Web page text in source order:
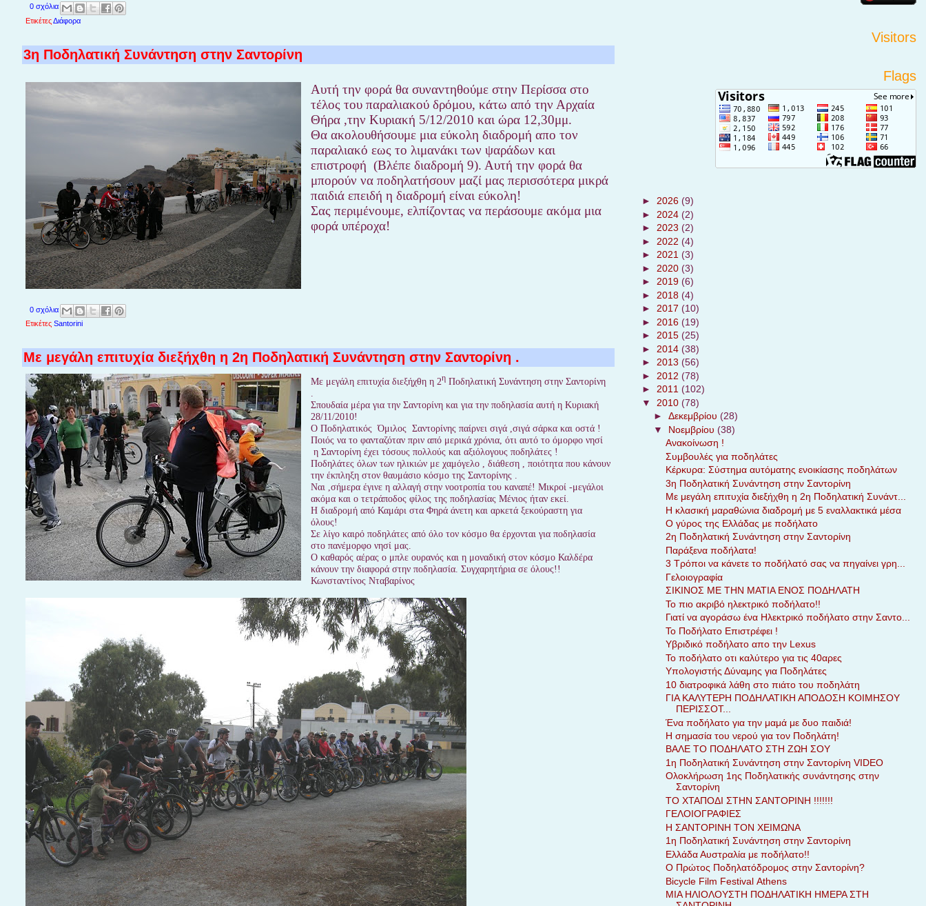
0 σχόλια
ΕτικέτεςΔιάφορα
3η Ποδηλατική Συνάντηση στην Σαντορίνη
Αυτή την φορά θα συναντηθούμε στην Περίσσα στο
τέλος του παραλιακού δρόμου, κάτω από την Αρχαία
Θήρα ,την Κυριακή 5/12/2010 και ώρα 12,30μμ.
Θα ακολουθήσουμε μια εύκολη διαδρομή απο τον
παραλιακό εως το λιμανάκι των ψαράδων και
επιστροφή (Βλέπε διαδρομή 9). Αυτή την φορά θα
μπορούν να ποδηλατήσουν μαζί μας περισσότερα μικρά
παιδιά επειδή η διαδρομή είναι εύκολη!
Σας περιμένουμε, ελπίζοντας να περάσουμε ακόμα μια
φορά υπέροχα!
0 σχόλια
Ετικέτες Santorini
Με μεγάλη επιτυχία διεξήχθη η 2η Ποδηλατική Συνάντηση στην Σαντορίνη .
Με μεγάλη επιτυχία διεξήχθη η 2ηΠοδηλατική Συνάντηση στην Σαντορίνη
.
Σπουδαία μέρα για την Σαντορίνη και για την ποδηλασία αυτή η Κυριακή
28/11/2010!
Ο Ποδηλατικός Όμιλος Σαντορίνης παίρνει σιγά ,σιγά σάρκα και οστά !
Ποιός να το φανταζόταν πριν από μερικά χρόνια, ότι αυτό το όμορφο νησί
η Σαντορίνη έχει τόσους πολλούς και αξιόλογους ποδηλάτες !
Ποδηλάτες όλων των ηλικιών με χαμόγελο , διάθεση , ποιότητα που κάνουν
την έκπληξη στον θαυμάσιο κόσμο της Σαντορίνης .
Ναι ,σήμερα έγινε η αλλαγή στην νοοτροπία του καναπέ! Μικροί -μεγάλοι
ακόμα και ο τετράποδος φίλος της ποδηλασίας Μένιος ήταν εκεί.
Η διαδρομή από Καμάρι στα Φηρά άνετη και αρκετά ξεκούραστη για
όλους!
Σε λίγο καιρό ποδηλάτες από όλο τον κόσμο θα έρχονται για ποδηλασία
στο πανέμορφο νησί μας.
Ο καθαρός αέρας ο μπλε ουρανός και η μοναδική στον κόσμο Καλδέρα
κάνουν την διαφορά στην ποδηλασία. Συγχαρητήρια σε όλους!!
Κωνσταντίνος Νταβαρίνος
Visitors
Flags
► 2026 (9)
► 2024 (2)
► 2023 (2)
► 2022 (4)
► 2021 (3)
► 2020 (3)
► 2019 (6)
► 2018 (4)
► 2017 (10)
► 2016 (19)
► 2015 (25)
► 2014 (38)
► 2013 (56)
► 2012 (78)
► 2011 (102)
▼ 2010 (78)
► Δεκεμβρίου (28)
▼ Νοεμβρίου (38)
Ανακοίνωση !
Συμβουλές για ποδηλάτες
Κέρκυρα: Σύστημα αυτόματης ενοικίασης ποδηλάτων
3η Ποδηλατική Συνάντηση στην Σαντορίνη
Με μεγάλη επιτυχία διεξήχθη η 2η Ποδηλατική Συνάντ...
Η κλασική μαραθώνια διαδρομή με 5 εναλλακτικά μέσα
Ο γύρος της Ελλάδας με ποδήλατο
2η Ποδηλατική Συνάντηση στην Σαντορίνη
Παράξενα ποδήλατα!
3 Tρόποι να κάνετε το ποδήλατό σας να πηγαίνει γρη...
Γελοιογραφία
ΣΙΚΙΝΟΣ ΜΕ ΤΗΝ ΜΑΤΙΑ ΕΝΟΣ ΠΟΔΗΛΑΤΗ
Το πιο ακριβό ηλεκτρικό ποδήλατο!!
Γιατί να αγοράσω ένα Ηλεκτρικό ποδήλατο στην Σαντο...
Το Ποδήλατο Επιστρέφει !
Υβριδικό ποδήλατο απο την Lexus
Το ποδήλατο οτι καλύτερο για τις 40αρες
Υπολογιστής Δύναμης για Ποδηλάτες
10 διατροφικά λάθη στο πιάτο του ποδηλάτη
ΓΙΑ ΚΑΛΥΤΕΡΗ ΠΟΔΗΛΑΤΙΚΗ ΑΠΟΔΟΣΗ ΚΟΙΜΗΣΟΥ
ΠΕΡΙΣΣΟΤ...
Ένα ποδήλατο για την μαμά με δυο παιδιά!
Η σημασία του νερού για τον Ποδηλάτη!
ΒΑΛΕ ΤΟ ΠΟΔΗΛΑΤΟ ΣΤΗ ΖΩΗ ΣΟΥ
1η Ποδηλατική Συνάντηση στην Σαντορίνη VIDEO
Ολοκλήρωση 1ης Ποδηλατικής συνάντησης στην
Σαντορίνη
ΤΟ ΧΤΑΠΟΔΙ ΣΤΗΝ ΣΑΝΤΟΡΙΝΗ !!!!!!!
ΓΕΛΟΙΟΓΡΑΦΙΕΣ
Η ΣΑΝΤΟΡΙΝΗ ΤΟΝ ΧΕΙΜΩΝΑ
1η Ποδηλατική Συνάντηση στην Σαντορίνη
Ελλάδα Αυστραλία με ποδήλατο!!
Ο Πρώτος Ποδηλατόδρομος στην Σαντορίνη?
Bicycle Film Festival Αthens
ΜΙΑ ΗΛΙΟΛΟΥΣΤΗ ΠΟΔΗΛΑΤΙΚΗ ΗΜΕΡΑ ΣΤΗ